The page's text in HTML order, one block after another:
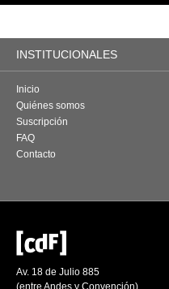
INSTITUCIONALES
Inicio
Quiénes somos
Suscripción
FAQ
Contacto
Av. 18 de Julio 885
(entre Andes y Convención)